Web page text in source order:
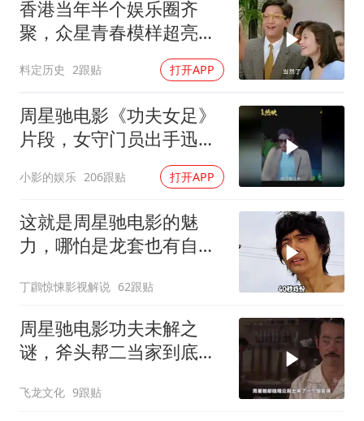
香港当年半个娱乐圈齐
聚，众星青春模样超亮
眼，星爷现身瞬间惊艳
料定历史 2跟贴 打开APP
周星驰电影《功夫女足》
片段，女守门员出手迅
猛，一次比一次搞笑
小影的娱乐 206跟贴 打开APP
这就是周星驰电影的魅
力，哪怕是龙套也有自己
丁鸊惊悚影视解说 62跟贴
周星驰电影功夫未解之
谜，斧头帮二当家到底是
飞龙文化 9跟贴